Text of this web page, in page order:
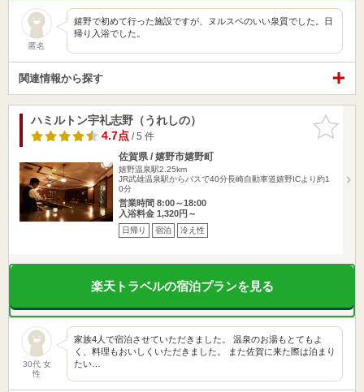
匿名
嬉野で初めて行った施設ですが、ヌルスベのいい泉質でした。日
帰り入浴でした。
関連情報から探す
お気に入
りに追加
ハミルトン宇礼志野（うれしの）
4.7点/ 5 件
佐賀県 / 嬉野市嬉野町
嬉野温泉駅2.25km
JR武雄温泉駅からバスで40分長崎自動車道嬉野ICより約1
0分
営業時間 8:00～18:00
入浴料金 1,320円～
日帰り 宿泊 冷え性
楽天トラベルの宿泊プランを見る
30代 女
性
家族4人で宿泊させていただきました。 温泉のお湯もとてもよ
く、料理もおいしくいただきました。 また佐賀に来た際は泊まり
たい…